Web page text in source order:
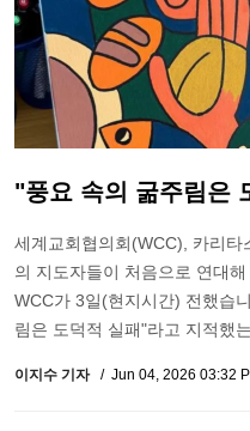
"풍요 속의 굶주림은
세계교회협의회(WCC), 카리타
의 지도자들이 처음으로 연대
WCC가 3일(현지시간) 전했습
림은 도덕적 실패"라고 지적했
이지수 기자 Jun 04, 2026 03:32